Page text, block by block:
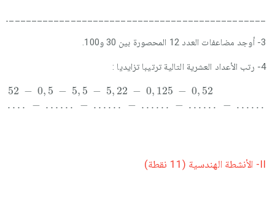
3- أوجد مضاعفات العدد 12 المحصورة بين 30 و100.
4- رتب الأعداد العشرية التالية ترتيبا تزايديا :
52 − 0, 5 − 5, 5 − 5, 22 − 0, 125 − 0, 52
. . . . − . . . . . . − . . . . . . − . . . . . . − . . . . . . − . . . . . .
52 5 5 5 22 0,125 52
.. - - ... ... - - .....
II- الأنشطة الھندسیة (11 نقطة)